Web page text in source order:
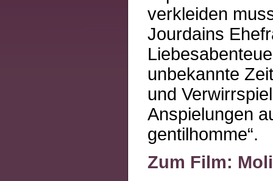
verkleiden
Jourdains
unbekannte
und
Anspielungen
gentilhomme“.
Zum Film: